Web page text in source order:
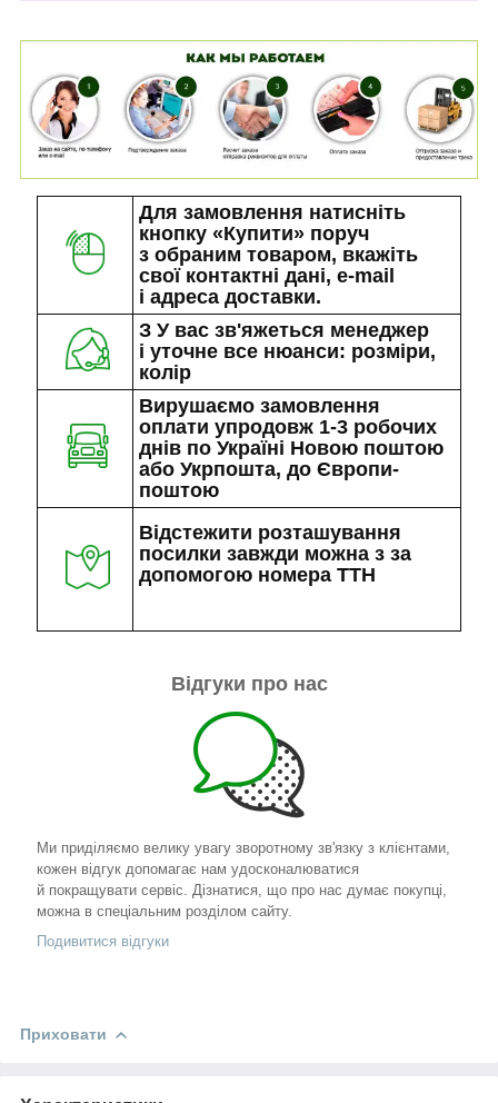
Для замовлення натисніть
кнопку «Купити» поруч
з обраним товаром, вкажіть
свої контактні дані, e-mail
і адреса доставки.
З У вас зв'яжеться менеджер
і уточне все нюанси: розміри,
колір
Вирушаємо замовлення
оплати упродовж 1-3 робочих
днів по Україні Новою поштою
або Укрпошта, до Європи-
поштою
Відстежити розташування
посилки завжди можна з за
допомогою номера ТТН
Відгуки про нас
Ми приділяємо велику увагу зворотному зв'язку з клієнтами,
кожен відгук допомагає нам удосконалюватися
й покращувати сервіс. Дізнатися, що про нас думає покупці,
можна в спеціальним розділом сайту.
Подивитися відгуки
Приховати